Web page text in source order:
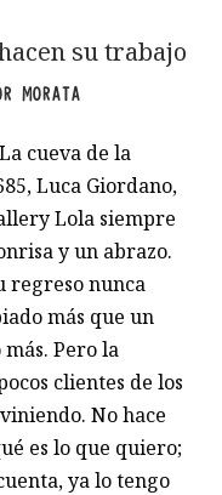
su trabajo
MORATA
cueva de la
Luca Giordano,
Lola siempre
y un abrazo.
regreso nunca
más que un
Pero la
clientes de los
No hace
es lo que quiero;
ya lo tengo